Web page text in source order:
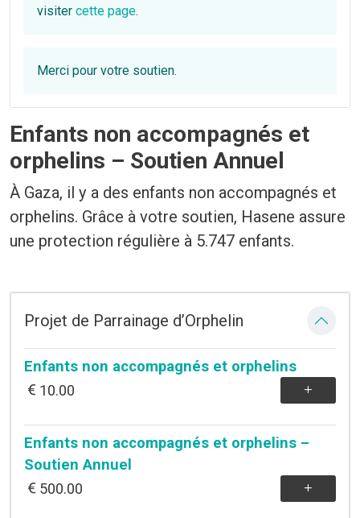
Enfants non accompagnés et
orphelins – Soutien Annuel
À Gaza, il y a des enfants non accompagnés et
orphelins. Grâce à votre soutien, Hasene assure
une protection régulière à 5.747 enfants.
Projet de Parrainage d’Orphelin
Enfants non accompagnés et orphelins
10.00
Enfants non accompagnés et orphelins –
Soutien Annuel
500.00
visiter cette page.
Merci pour votre soutien.